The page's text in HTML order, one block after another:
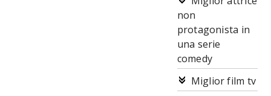
non
protagonista in
una serie
comedy
Miglior film tv